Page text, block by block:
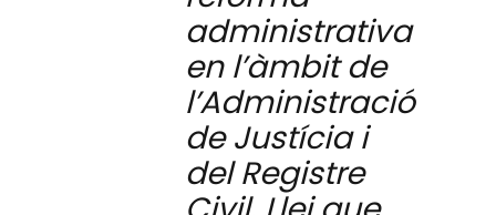
administrativa
en l’àmbit de
l’Administració
deJustícia i
del Registre